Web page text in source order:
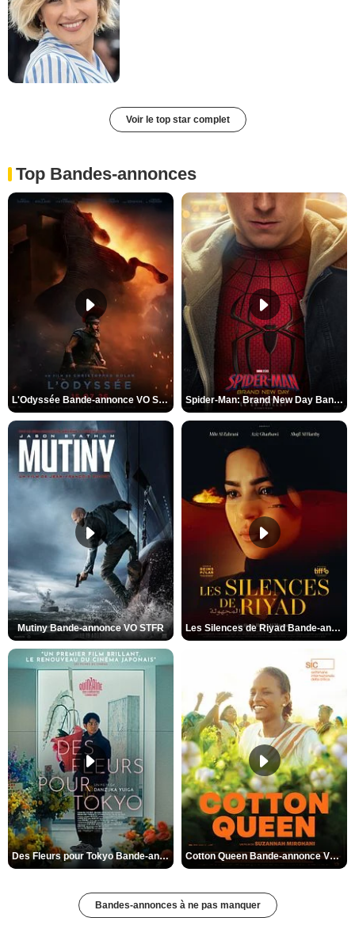
Voir le top star complet
Top Bandes-annonces
L'Odyssée Bande-annonce VO STFR Spider-Man: Brand New Day Bande-annonce VO STFR
Mutiny Bande-annonce VO STFR Les Silences de Riyad Bande-annonce VO STFR
Des Fleurs pour Tokyo Bande-annonce VO STFR Cotton Queen Bande-annonce VO STFR
Bandes-annonces à ne pas manquer